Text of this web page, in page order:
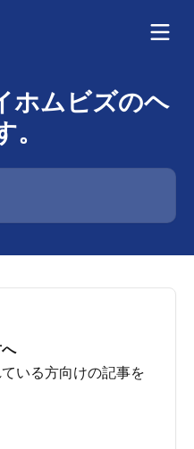
ホムビズのヘ
いる方向けの記事を